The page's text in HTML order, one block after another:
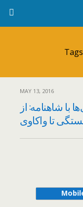
MAY 13, 2016
با شاهنامه: از
تا واکاوی